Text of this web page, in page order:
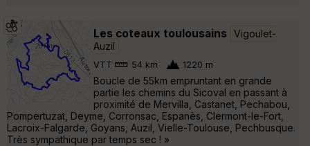
Les coteaux toulousains
Vigoulet-
Auzil
VTT 54 km 1220 m
Boucle de 55km empruntant en grande
partie les chemins du Sicoval en passant à
proximité de Mervilla, Castanet, Pechabou,
Pompertuzat, Deyme, Corronsac, Espanès, Clermont-le-Fort,
Lacroix-Falgarde, Goyans, Auzil, Vielle-Toulouse, Pechbusque.
Très sympathique par temps sec ! »